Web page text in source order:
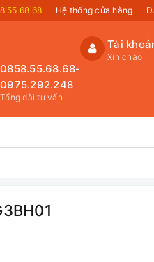
55 68 68 Hệ thống cửa hàng
0858.55.68.68-
0975.292.248
Tổng đài tư vấn
Tài
Xin chào